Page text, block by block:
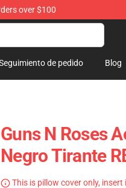
over $100
de pedido Blog
Guns N Roses
Negro Tirante
This is pillow cover only,